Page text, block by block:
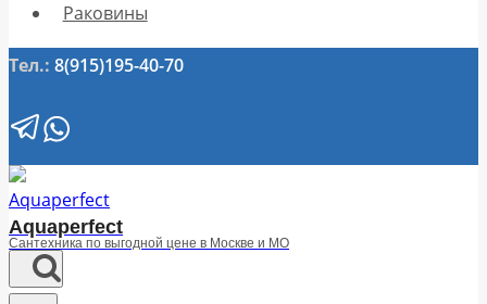
Раковины
Тел.: 8(915)195-40-70
Aquaperfect
Сантехника по выгодной цене в Москве и МО